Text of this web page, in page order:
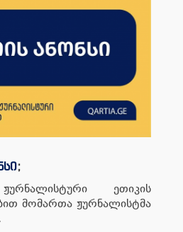
;
ეთიკის
მომართა ჟურნალისტმა